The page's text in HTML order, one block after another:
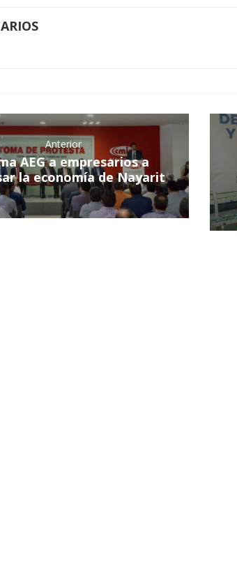
Anterior
AEG a empresarios a
la economía de Nayarit